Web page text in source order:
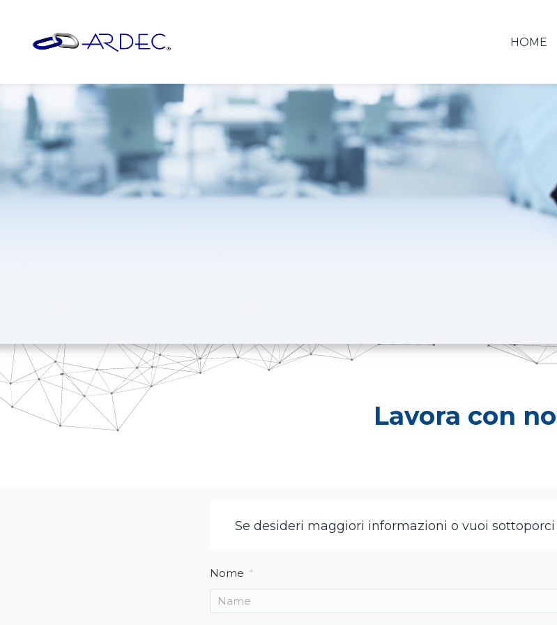
HOME
Lavora con
Se desideri maggiori informazioni o vuoi
Nome